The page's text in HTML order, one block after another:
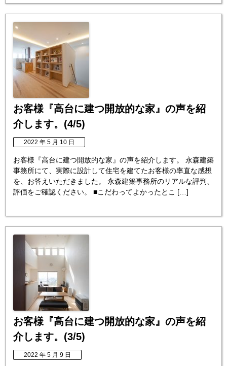
お客様『高台に建つ開放的な家』の声を紹
介します。(4/5)
2022 年 5 月 10 日
お客様『高台に建つ開放的な家』の声を紹介します。 永森建築
事務所にて、実際に設計して住宅を建てたお客様の率直な感想
を、お答えいただきました。 永森建築事務所のリアルな評判、
評価をご確認ください。 ■こだわってよかったとこ […]
お客様『高台に建つ開放的な家』の声を紹
介します。(3/5)
2022 年 5 月 9 日